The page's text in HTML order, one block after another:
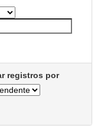
registros por